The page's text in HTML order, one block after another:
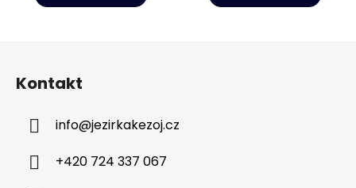
Kontakt
info@jezirkakezoj.cz
+420 724 337 067